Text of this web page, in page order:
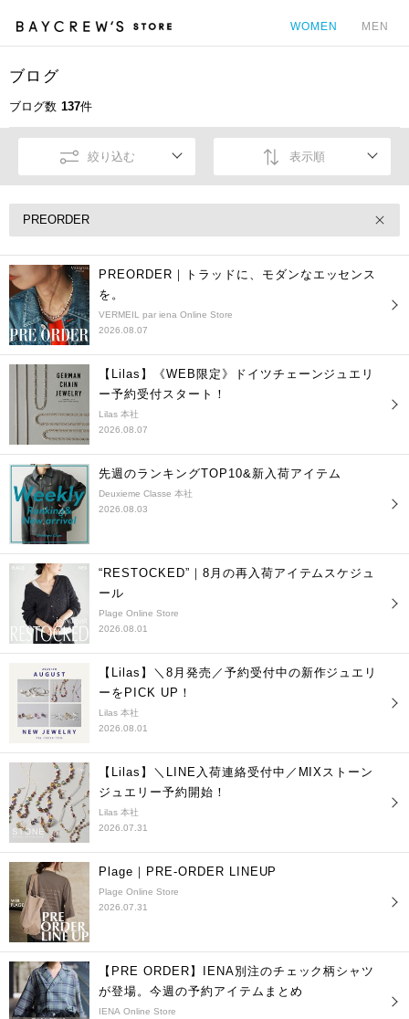
WOMEN MEN
ブログ
ブログ数 137件
絞り込む 表示順
PREORDER
PREORDER｜トラッドに、モダンなエッセンス
を。
VERMEIL par iena Online Store
2026.08.07
【Lilas】《WEB限定》ドイツチェーンジュエリ
ー予約受付スタート！
Lilas 本社
2026.08.07
先週のランキングTOP10&新入荷アイテム
Deuxieme Classe 本社
2026.08.03
“RESTOCKED”｜8月の再入荷アイテムスケジュ
ール
Plage Online Store
2026.08.01
【Lilas】＼8月発売／予約受付中の新作ジュエリ
ーをPICK UP！
Lilas 本社
2026.08.01
【Lilas】＼LINE入荷連絡受付中／MIXストーン
ジュエリー予約開始！
Lilas 本社
2026.07.31
Plage｜PRE-ORDER LINEUP
Plage Online Store
2026.07.31
【PRE ORDER】IENA別注のチェック柄シャツ
が登場。今週の予約アイテムまとめ
IENA Online Store